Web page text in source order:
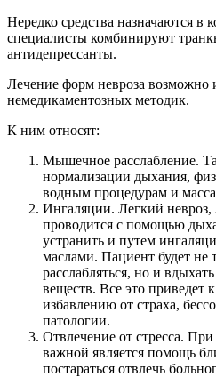
Нередко средства назначаются в
специалисты комбинируют
антидепрессанты.
Лечение форм невроза возможно
немедикаментозных методик.
К ним относят:
Мышечное расслабление.
нормализации дыхания,
водным процедурам и
Ингаляции. Легкий невроз,
проводится с помощью
устранить и путем
маслами. Пациент будет не
расслабляться, но и
веществ. Все это приведет
избавлению от страха,
патологии.
Отвлечение от стресса.
важной является помощь
постараться отвлечь